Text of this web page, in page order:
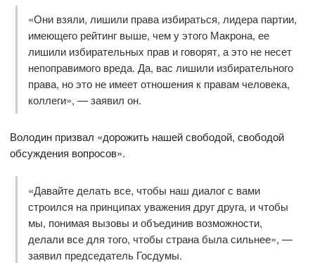
«Они взяли, лишили права избираться, лидера партии,
имеющего рейтинг выше, чем у этого Макрона, ее
лишили избирательных прав и говорят, а это не несет
непоправимого вреда. Да, вас лишили избирательного
права, но это не имеет отношения к правам человека,
коллеги», — заявил он.
Володин призвал «дорожить нашей свободой, свободой
обсуждения вопросов».
«Давайте делать все, чтобы наш диалог с вами
строился на принципах уважения друг друга, и чтобы
мы, понимая вызовы и объединив возможности,
делали все для того, чтобы страна была сильнее», —
заявил председатель Госдумы.